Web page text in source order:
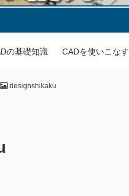
の基礎知識 CADを使いこなす
designshikaku